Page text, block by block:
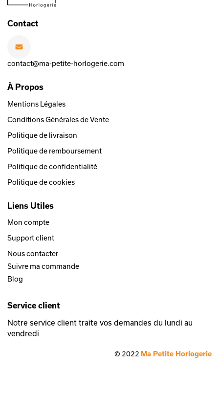
Contact
contact@ma-petite-horlogerie.com
À Propos
Mentions Légales
Conditions Générales de Vente
Politique de livraison
Politique de remboursement
Politique de confidentialité
Politique de cookies
Liens Utiles
Mon compte
Support client
Nous contacter
Suivre ma commande
Blog
Service client
Notre service client traite vos demandes du lundi au
vendredi
© 2022 Ma Petite Horlogerie